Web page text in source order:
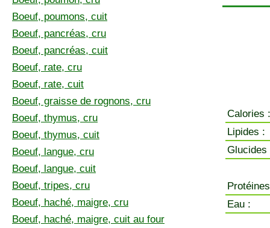
Boeuf, poumons, cuit
Boeuf, pancréas, cru
Boeuf, pancréas, cuit
Boeuf, rate, cru
Boeuf, rate, cuit
Boeuf, graisse de rognons, cru
Boeuf, thymus, cru
Boeuf, thymus, cuit
Boeuf, langue, cru
Boeuf, langue, cuit
Boeuf, tripes, cru
Boeuf, haché, maigre, cru
Boeuf, haché, maigre, cuit au four
Calories :
Lipides :
Glucides
Eau :